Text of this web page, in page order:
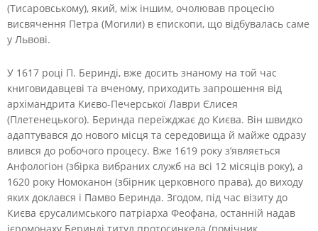
(Тисаровському), який, між іншим, очолював процесію
висвячення Петра (Могили) в єпископи, що відбувалась саме
у Львові.
У 1617 році П. Беринді, вже досить знаному на той час
книговидавцеві та вченому, приходить запрошення від
архімандрита Києво-Печерської Лаври Єлисея
(Плетенецького). Беринда переїжджає до Києва. Він швидко
адаптувався до нового місця та середовища й майже одразу
влився до робочого процесу. Вже 1619 року з’являється
Анфологіон (збірка вибраних служб на всі 12 місяців року), а
1620 року Номоканон (збірник церковного права), до виходу
яких доклався і Памво Беринда. Згодом, під час візиту до
Києва єрусалимського патріарха Феофана, останній надав
ієромонаху Беринді титул протосинкела (помічник